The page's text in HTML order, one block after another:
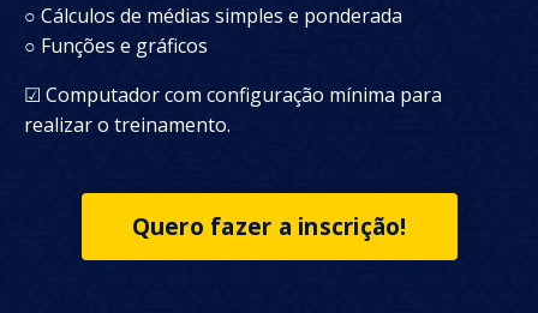
○ Cálculos de médias simples e ponderada
○ Funções e gráficos
☑ Computador com configuração mínima para
realizar o treinamento.
Quero fazer a inscrição!